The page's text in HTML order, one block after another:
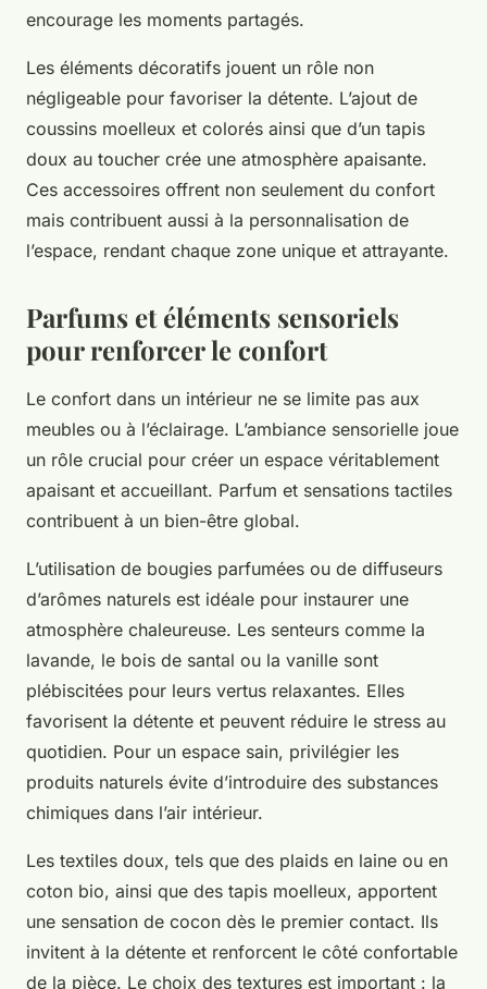
encourage les moments partagés.
Les éléments décoratifs jouent un rôle non
négligeable pour favoriser la détente. L’ajout de
coussins moelleux et colorés ainsi que d’un tapis
doux au toucher crée une atmosphère apaisante.
Ces accessoires offrent non seulement du confort
mais contribuent aussi à la personnalisation de
l’espace, rendant chaque zone unique et attrayante.
Parfums et éléments sensoriels
pour renforcer le confort
Le confort dans un intérieur ne se limite pas aux
meubles ou à l’éclairage. L’ambiance sensorielle joue
un rôle crucial pour créer un espace véritablement
apaisant et accueillant. Parfum et sensations tactiles
contribuent à un bien-être global.
L’utilisation de bougies parfumées ou de diffuseurs
d’arômes naturels est idéale pour instaurer une
atmosphère chaleureuse. Les senteurs comme la
lavande, le bois de santal ou la vanille sont
plébiscitées pour leurs vertus relaxantes. Elles
favorisent la détente et peuvent réduire le stress au
quotidien. Pour un espace sain, privilégier les
produits naturels évite d’introduire des substances
chimiques dans l’air intérieur.
Les textiles doux, tels que des plaids en laine ou en
coton bio, ainsi que des tapis moelleux, apportent
une sensation de cocon dès le premier contact. Ils
invitent à la détente et renforcent le côté confortable
de la pièce. Le choix des textures est important : la